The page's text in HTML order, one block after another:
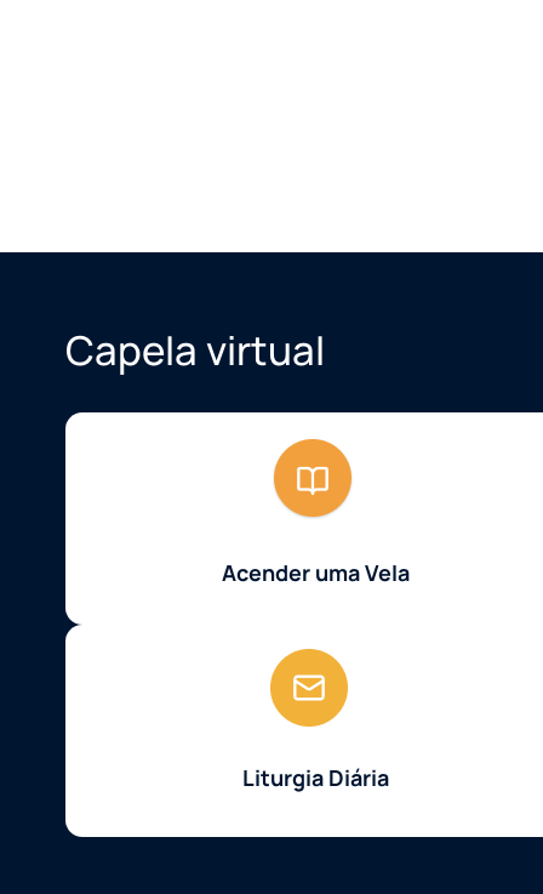
Capela virtual
Acender uma Vela
Liturgia Diária